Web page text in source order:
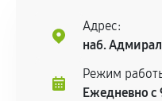
центром.
При этом гарантия
остается на стороне
продавца. За
Адрес:
наб.
Режим
Ежедневно с